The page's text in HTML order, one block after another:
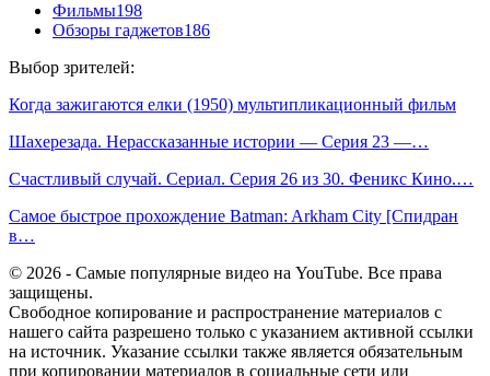
Фильмы198
Обзоры гаджетов186
Выбор зрителей:
Когда зажигаются елки (1950) мультипликационный фильм
Шахерезада. Нерассказанные истории — Серия 23 —…
Счастливый случай. Сериал. Серия 26 из 30. Феникс Кино.…
Самое быстрое прохождение Batman: Arkham City [Спидран
в…
© 2026 - Самые популярные видео на YouTube. Все права
защищены.
Свободное копирование и распространение материалов с
нашего сайта разрешено только с указанием активной ссылки
на источник. Указание ссылки также является обязательным
при копировании материалов в социальные сети или